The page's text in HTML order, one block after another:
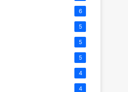
6
5
5
5
4
4